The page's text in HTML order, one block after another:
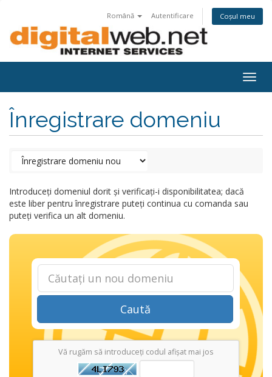
Română Autentificare Coșul meu
Înregistrare domeniu
Introduceți domeniul dorit și verificați-i disponibilitatea; dacă
este liber pentru înregistrare puteți continua cu comanda sau
puteți verifica un alt domeniu.
Caută
Vă rugăm să introduceți codul afișat mai jos